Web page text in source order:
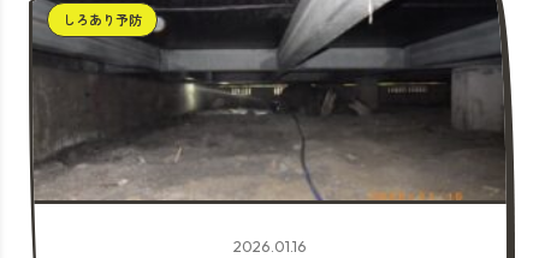
しろあり予防
2026.01.16